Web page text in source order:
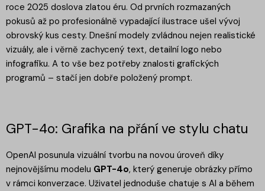
roce 2025 doslova zlatou éru. Od prvních rozmazaných
pokusů až po profesionálně vypadající ilustrace ušel vývoj
obrovský kus cesty. Dnešní modely zvládnou nejen realistické
vizuály, ale i věrně zachycený text, detailní logo nebo
infografiku. A to vše bez potřeby znalosti grafických
programů – stačí jen dobře položený prompt.
GPT-4o: Grafika na přání ve stylu chatu
OpenAI posunula vizuální tvorbu na novou úroveň díky
nejnovějšímu modelu GPT-4o, který generuje obrázky přímo
v rámci konverzace. Uživatel jednoduše chatuje s AI a během